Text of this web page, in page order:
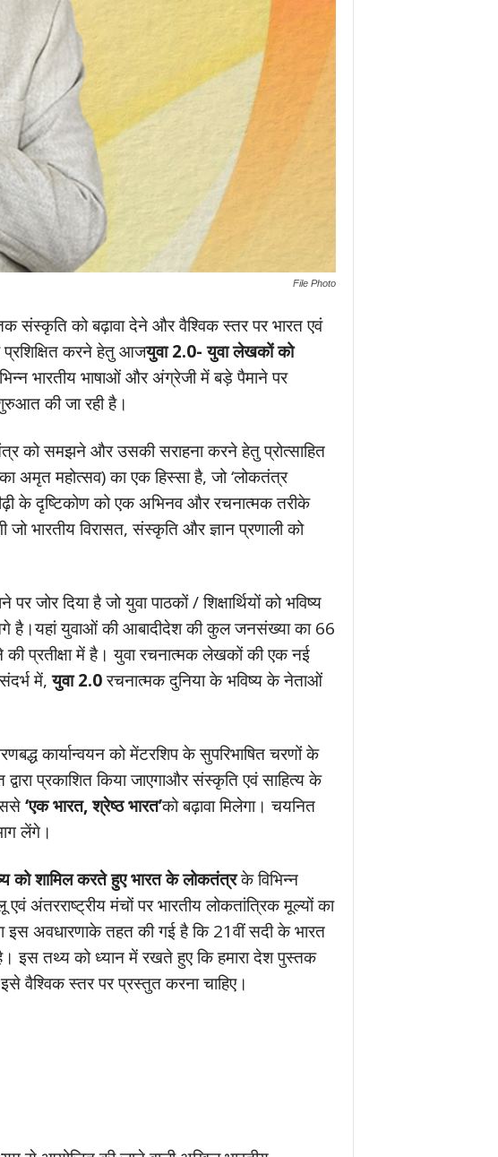
File Photo
संस्कृति को बढ़ावा देने और वैश्विक स्तर पर भारत एवं
करने हेतु आजयुवा 2.0- युवा लेखकों को
भारतीय भाषाओं और अंग्रेजी में बड़े पैमाने पर
की जा रही है।
को समझने और उसकी सराहना करने हेतु प्रोत्साहित
अमृत महोत्सव) का एक हिस्सा है, जो ‘लोकतंत्र
के दृष्टिकोण को एक अभिनव और रचनात्मक तरीके
भारतीय विरासत, संस्कृति और ज्ञान प्रणाली को
दिया है जो युवा पाठकों / शिक्षार्थियों को भविष्य
है।यहां युवाओं की आबादीदेश की कुल जनसंख्या का 66
की प्रतीक्षा में है। युवा रचनात्मक लेखकों की एक नई
में,युवा 2.0रचनात्मक दुनिया के भविष्य के नेताओं
कार्यान्वयन को मेंटरशिप के सुपरिभाषित चरणों के
प्रकाशित किया जाएगाऔर संस्कृति एवं साहित्य के
‘एक भारत, श्रेष्ठ भारत’को बढ़ावा मिलेगा। चयनित
लेंगे।
को शामिल करते हुए भारत के लोकतंत्रके विभिन्न
मंचों पर भारतीय लोकतांत्रिक मूल्यों का
इस अवधारणाके तहत की गई है कि 21वीं सदी के भारत
इस तथ्य को ध्यान में रखते हुए कि हमारा देश पुस्तक
वैश्विक स्तर पर प्रस्तुत करना चाहिए।